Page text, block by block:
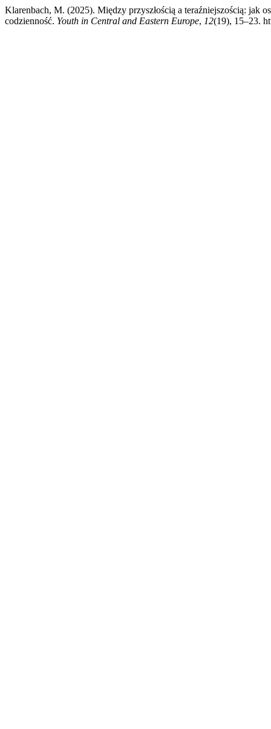
Klarenbach, M. (2025). Między przyszłością a teraźniejszością: jak
codzienność. Youth in Central and Eastern Europe, 12(19), 15–23.